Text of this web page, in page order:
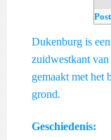
Dukenburg is
zuidwestkant
gemaakt met het
grond.
Geschiedenis: